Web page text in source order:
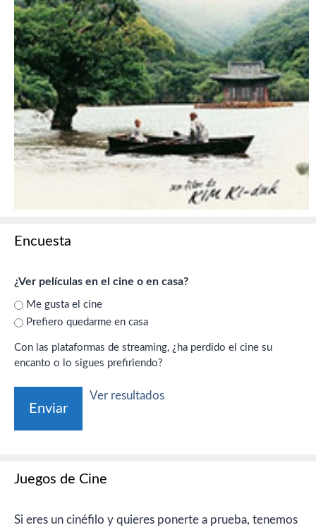
Encuesta
¿Ver películas en el cine o en casa?
Me gusta el cine
Prefiero quedarme en casa
Con las plataformas de streaming, ¿ha perdido el cine su
encanto o lo sigues prefiriendo?
Ver resultados
Juegos de Cine
Si eres un cinéfilo y quieres ponerte a prueba, tenemos